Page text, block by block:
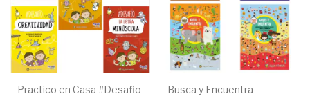
Practico en Casa #Desafio Busca y Encuentra